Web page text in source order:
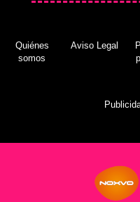
Quiénes
somos
Aviso Legal